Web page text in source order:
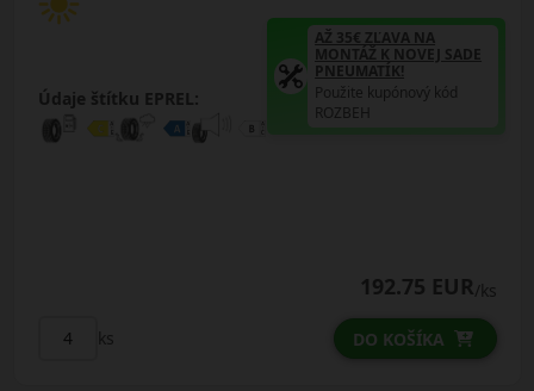
Údaje štítku EPREL:
AŽ 35€ ZĽAVA NA
MONTÁŽ K NOVEJ SADE
PNEUMATÍK!
Použite kupónový kód
ROZBEH
192.75 EUR/ks
ks DO KOŠÍKA